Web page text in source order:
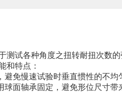
测试各种角度之扭转耐扭次数
和特点：
避免慢速试验时垂直惯性的不均
球面轴承固定，避免形位尺寸带